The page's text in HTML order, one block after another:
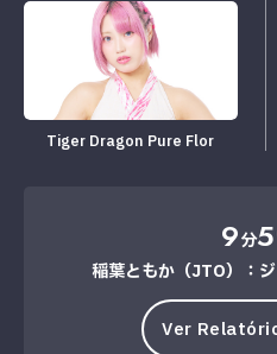
Tiger Dragon Pure Flor
9分
稲葉ともか（JTO）：
Ver